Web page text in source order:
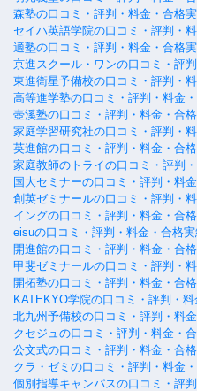
森塾の口コミ・評判・料金・合格
セイハ英語学院の口コミ・評判・
適塾の口コミ・評判・料金・合格
京進スクール・ワンの口コミ・評
東進衛星予備校の口コミ・評判・
高等進学塾の口コミ・評判・料金
壺溪塾の口コミ・評判・料金・合
家庭学習研究社の口コミ・評判・
英進館の口コミ・評判・料金・合
家庭教師のトライの口コミ・評判
国大セミナーの口コミ・評判・料
創英ゼミナールの口コミ・評判・
イングの口コミ・評判・料金・合
eisuの口コミ・評判・料金・合格
開進館の口コミ・評判・料金・合
甲斐ゼミナールの口コミ・評判・
開拓塾の口コミ・評判・料金・合
KATEKYO学院の口コミ・評判・
北九州予備校の口コミ・評判・料
クセジュの口コミ・評判・料金・
公文式の口コミ・評判・料金・合
クラ・ゼミの口コミ・評判・料金
個別指導キャンパスの口コミ・評